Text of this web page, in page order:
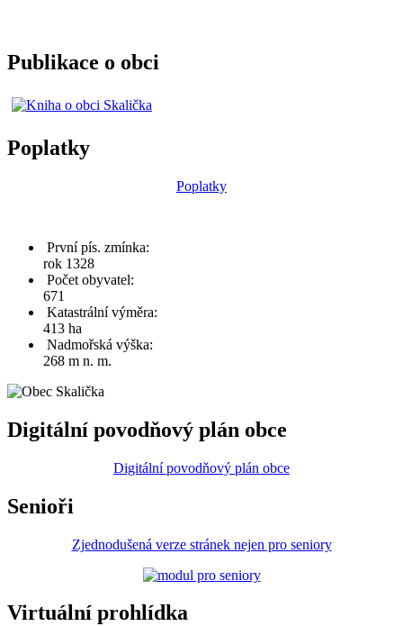
Publikace o obci
Poplatky
Poplatky
První pís. zmínka:
rok 1328
Počet obyvatel:
671
Katastrální výměra:
413 ha
Nadmořská výška:
268 m n. m.
Digitální povodňový plán obce
Digitální povodňový plán obce
Senioři
Zjednodušená verze stránek nejen pro seniory
Virtuální prohlídka